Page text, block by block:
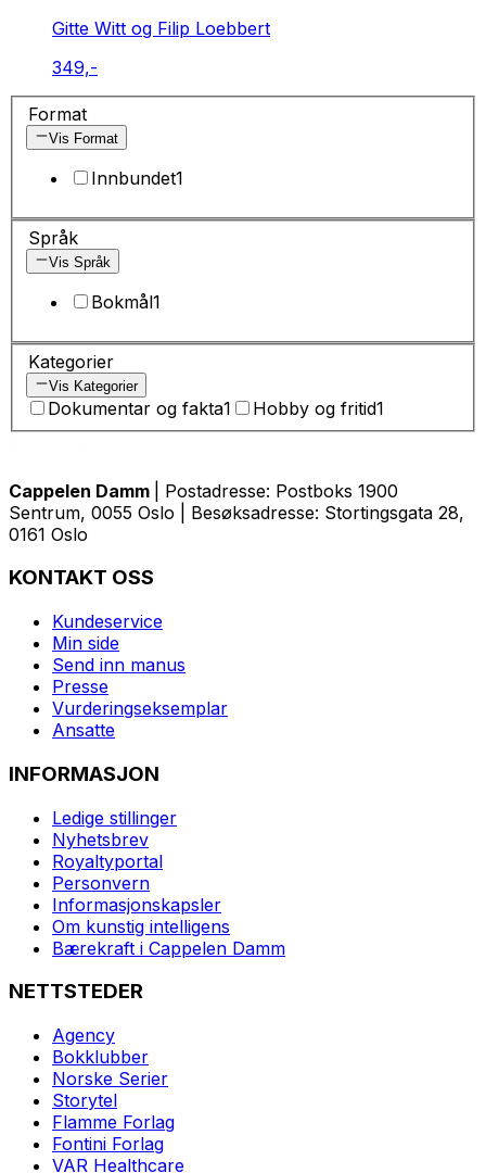
Gitte Witt og Filip Loebbert
349,-
Format
Vis Format
Innbundet1
Språk
Vis Språk
Bokmål1
Kategorier
Vis Kategorier
Dokumentar og fakta1 Hobby og fritid1
Cappelen Damm
| Postadresse: Postboks 1900
Sentrum, 0055 Oslo | Besøksadresse: Stortingsgata 28,
0161 Oslo
KONTAKT OSS
Kundeservice
Min side
Send inn manus
Presse
Vurderingseksemplar
Ansatte
INFORMASJON
Ledige stillinger
Nyhetsbrev
Royaltyportal
Personvern
Informasjonskapsler
Om kunstig intelligens
Bærekraft i Cappelen Damm
NETTSTEDER
Agency
Bokklubber
Norske Serier
Storytel
Flamme Forlag
Fontini Forlag
VAR Healthcare